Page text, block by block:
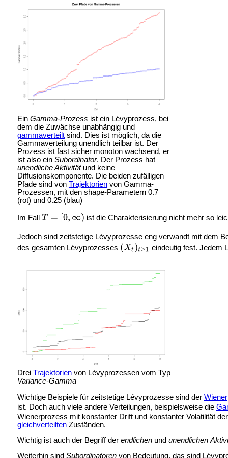
Ein Gamma-Prozess ist ein Lévyprozess, bei
dem die Zuwächse unabhängig und
gammaverteiltsind. Dies ist möglich, da die
Gammaverteilung unendlich teilbar ist. Der
Prozess ist fast sicher monoton wachsend, er
ist also ein Subordinator. Der Prozess hat
unendliche Aktivitätund keine
Diffusionskomponente. Die beiden zufälligen
Pfade sind von Trajektorienvon Gamma-
Prozessen, mit den shape-Parametern 0.7
(rot) und 0.25 (blau)
Im Fall ist die Charakterisierung nicht mehr so
Jedoch sind zeitstetige Lévyprozesse eng verwandt mit dem
des gesamten Lévyprozesses
eindeutig fest. Jedem
Drei Trajektorienvon Lévyprozessen vom Typ
Variance-Gamma
Wichtige Beispiele für zeitstetige Lévyprozesse sind der
ist. Doch auch viele andere Verteilungen, beispielsweise die
Wienerprozess mit konstanter Drift und konstanter Volatilität
gleichverteiltenZuständen.
Wichtig ist auch der Begriff der endlichenund unendlichen
Weiterhin sind Subordinatorenvon Bedeutung, das sind